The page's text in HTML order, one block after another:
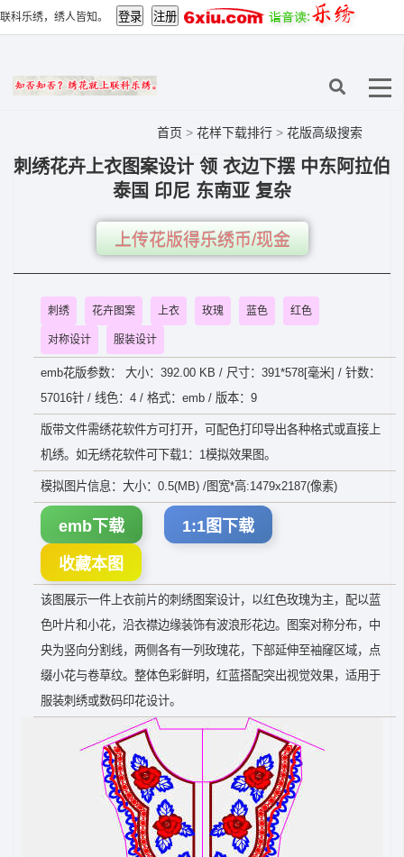
联科乐绣，绣人皆知。
首页 > 花样下载排行 > 花版高级搜索
刺绣花卉上衣图案设计 领 衣边下摆 中东阿拉伯
泰国 印尼 东南亚 复杂
上传花版得乐绣币/现金
刺绣 花卉图案 上衣 玫瑰 蓝色 红色
对称设计 服装设计
emb花版参数： 大小：392.00 KB / 尺寸：391*578[毫米] / 针数：
57016针 / 线色：4 / 格式：emb / 版本：9
版带文件需绣花软件方可打开，可配色打印导出各种格式或直接上
机绣。如无绣花软件可下载1：1模拟效果图。
模拟图片信息：大小：0.5(MB) /图宽*高:1479x2187(像素)
emb下载 1:1图下载
收藏本图
该图展示一件上衣前片的刺绣图案设计，以红色玫瑰为主，配以蓝
色叶片和小花，沿衣襟边缘装饰有波浪形花边。图案对称分布，中
央为竖向分割线，两侧各有一列玫瑰花，下部延伸至袖窿区域，点
缀小花与卷草纹。整体色彩鲜明，红蓝搭配突出视觉效果，适用于
服装刺绣或数码印花设计。